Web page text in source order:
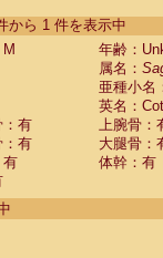
labiatus(0)
leucopus (0)
nigricollis (0)
oedipus
weddelli
spp.
から 1 件を表示中
年齢：
属名：
亜種小名
英名：
：有
上腕骨：
：有
大腿骨：
有
体幹：有